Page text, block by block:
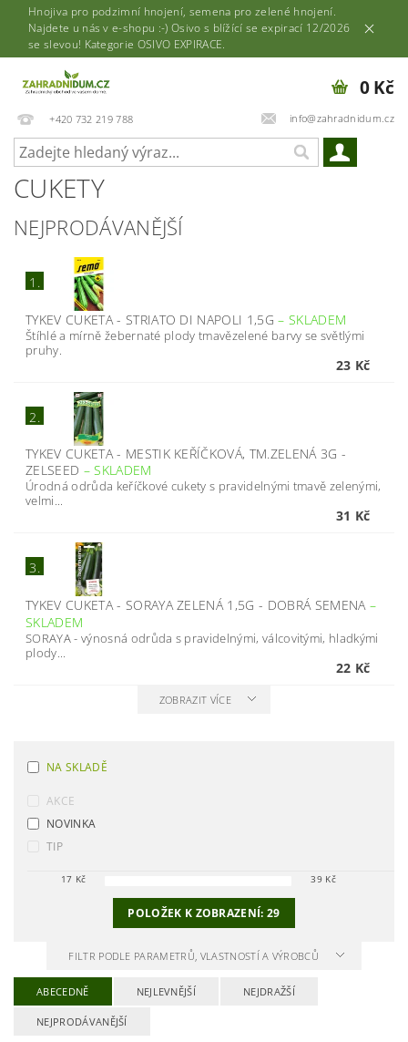
Hnojiva pro podzimní hnojení, semena pro zelené hnojení.
Najdete u nás v e-shopu :-) Osivo s blížící se expirací 12/2026
se slevou! Kategorie OSIVO EXPIRACE.
+420 732 219 788 info@zahradnidum.cz
0 Kč
CUKETY
NEJPRODÁVANĚJŠÍ
1.
TYKEV CUKETA - STRIATO DI NAPOLI 1,5G– SKLADEM
Štíhlé a mírně žebernaté plody tmavězelené barvy se světlými
pruhy.
23 Kč
2.
TYKEV CUKETA - MESTIK KEŘÍČKOVÁ, TM.ZELENÁ 3G -
ZELSEED – SKLADEM
Úrodná odrůda keříčkové cukety s pravidelnými tmavě zelenými,
velmi...
31 Kč
3.
TYKEV CUKETA - SORAYA ZELENÁ 1,5G - DOBRÁ SEMENA –
SKLADEM
SORAYA - výnosná odrůda s pravidelnými, válcovitými, hladkými
plody...
22 Kč
ZOBRAZIT VÍCE
NA SKLADĚ
AKCE
NOVINKA
TIP
17 Kč 39Kč
POLOŽEK K ZOBRAZENÍ:29
FILTR PODLE PARAMETRŮ, VLASTNOSTÍ A VÝROBCŮ
ABECEDNĚ NEJLEVNĚJŠÍ NEJDRAŽŠÍ
NEJPRODÁVANĚJŠÍ